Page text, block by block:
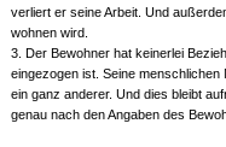
verliert er seine Arbeit. Und
wohnen wird.
3. Der Bewohner hat keinerlei
eingezogen ist. Seine
ein ganz anderer. Und dies bleibt
genau nach den Angaben des